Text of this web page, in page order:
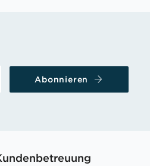
Abonnieren